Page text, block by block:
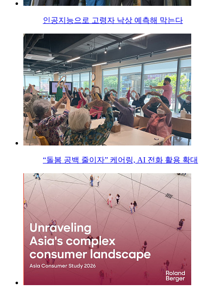
인공지능으로 고령자 낙상 예측해 막는다
“돌봄 공백 줄이자” 케어링, AI 전화 활용 확대